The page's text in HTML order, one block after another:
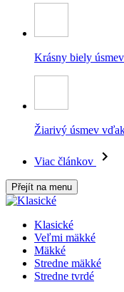
Krásny biely
Žiarivý úsmev
Viac článkov
Přejít na menu
Klasické
Veľmi mäkké
Mäkké
Stredne mäkké
Stredne tvrdé